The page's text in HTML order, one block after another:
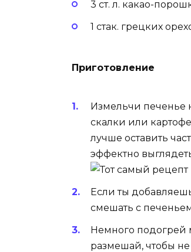
3 ст. л. какао-
1 стак. грецких
Приготовление
Измельчи печенье
скалки или
лучше оставить
эффектно
Если ты
смешать с
Немного подогрей
размешай, чтобы не